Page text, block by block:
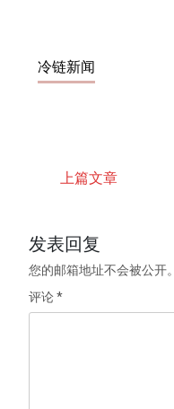
冷链新闻
上篇文章
发表回复
您的邮箱地址不会被公开。
评论*